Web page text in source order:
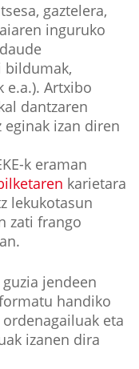
gaztelera,
inguruko
daude
bildumak,
e.a.). Artxibo
dantzaren
eginak izan diren
k eraman
karietara
lekukotasun
zati frango
jendeen
handiko
eta
izanen dira